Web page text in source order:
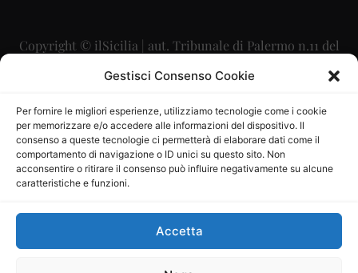
Gestisci Consenso Cookie
Per fornire le migliori esperienze, utilizziamo tecnologie come i cookie
per memorizzare e/o accedere alle informazioni del dispositivo. Il
consenso a queste tecnologie ci permetterà di elaborare dati come il
comportamento di navigazione o ID unici su questo sito. Non
acconsentire o ritirare il consenso può influire negativamente su alcune
caratteristiche e funzioni.
Accetta
Copyright © ilSicilia | aut. Tribunale di Palermo n.11 del
29/09/2015
Direttore Editoriale: Maurizio Scaglione
Direttore Responsabile: Maria Calabrese
P.IVA: 06334930820
Mercurio Comunicazione Società Cooperativa a r.l. è
iscritta al Registro degli Operatori di Comunicazione al